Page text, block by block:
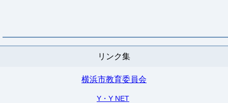
リンク集
横浜市教育委員会
Y・Y NET